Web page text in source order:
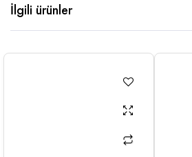
İlgili ürünler